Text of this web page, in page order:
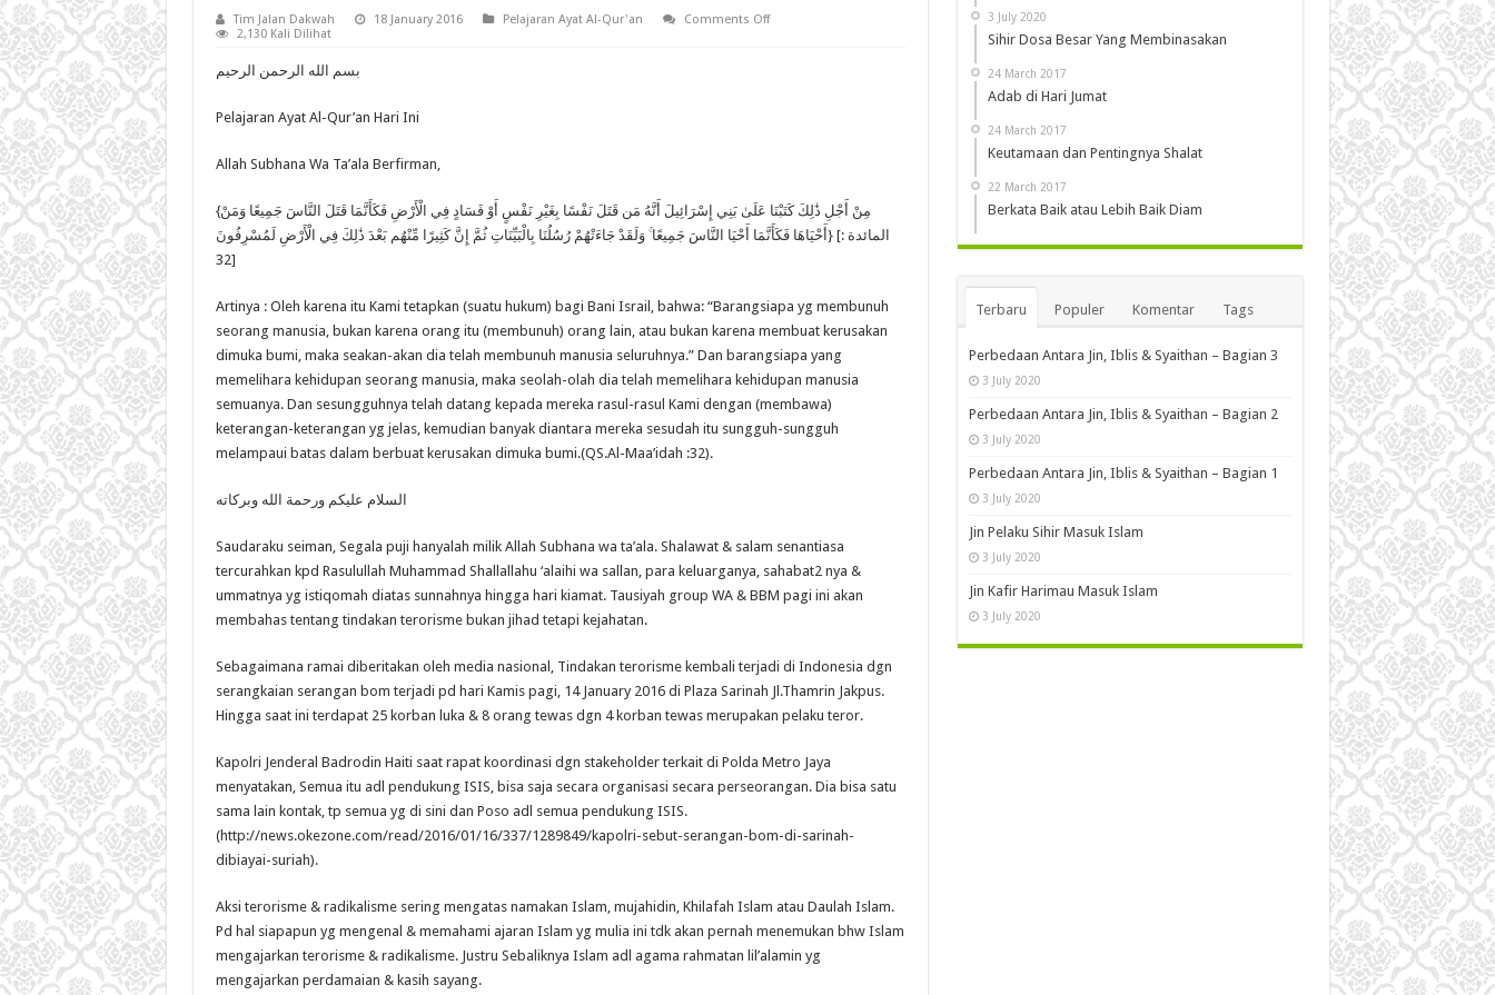
Tim Jalan Dakwah 18 January 2016 Pelajaran Ayat Al-Qur'an Comments Offon
2,130 Kali Dilihat
بسم الله الرحمن الرحيم
Pelajaran Ayat Al-Qur’an Hari Ini
Allah Subhana Wa Ta’ala Berfirman,
{مِنْ أَجْلِ ذَٰلِكَ كَتَبْنَا عَلَىٰ بَنِي إِسْرَائِيلَ أَنَّهُ مَن قَتَلَ نَفْسًا بِغَيْرِ نَفْسٍ أَوْ فَسَادٍ فِي الْأَرْضِ فَكَأَنَّمَا قَتَلَ النَّاسَ جَمِيعًا وَمَنْ
أَحْيَاهَا فَكَأَنَّمَا أَحْيَا النَّاسَ جَمِيعًا ۚ وَلَقَدْ جَاءَتْهُمْ رُسُلُنَا بِالْبَيِّنَاتِ ثُمَّ إِنَّ كَثِيرًا مِّنْهُم بَعْدَ ذَٰلِكَ فِي الْأَرْضِ لَمُسْرِفُونَ} [المائدة :
32]
Artinya : Oleh karena itu Kami tetapkan (suatu hukum) bagi Bani Israil, bahwa: “Barangsiapa yg membunuh
seorang manusia, bukan karena orang itu (membunuh) orang lain, atau bukan karena membuat kerusakan
dimuka bumi, maka seakan-akan dia telah membunuh manusia seluruhnya.” Dan barangsiapa yang
memelihara kehidupan seorang manusia, maka seolah-olah dia telah memelihara kehidupan manusia
semuanya. Dan sesungguhnya telah datang kepada mereka rasul-rasul Kami dengan (membawa)
keterangan-keterangan yg jelas, kemudian banyak diantara mereka sesudah itu sungguh-sungguh
melampaui batas dalam berbuat kerusakan dimuka bumi.(QS.Al-Maa’idah :32).
السلام عليكم ورحمة الله وبركاته
Saudaraku seiman, Segala puji hanyalah milik Allah Subhana wa ta’ala. Shalawat & salam senantiasa
tercurahkan kpd Rasulullah Muhammad Shallallahu ‘alaihi wa sallan, para keluarganya, sahabat2 nya &
ummatnya yg istiqomah diatas sunnahnya hingga hari kiamat. Tausiyah group WA & BBM pagi ini akan
membahas tentang tindakan terorisme bukan jihad tetapi kejahatan.
Sebagaimana ramai diberitakan oleh media nasional, Tindakan terorisme kembali terjadi di Indonesia dgn
serangkaian serangan bom terjadi pd hari Kamis pagi, 14 January 2016 di Plaza Sarinah Jl.Thamrin Jakpus.
Hingga saat ini terdapat 25 korban luka & 8 orang tewas dgn 4 korban tewas merupakan pelaku teror.
Kapolri Jenderal Badrodin Haiti saat rapat koordinasi dgn stakeholder terkait di Polda Metro Jaya
menyatakan, Semua itu adl pendukung ISIS, bisa saja secara organisasi secara perseorangan. Dia bisa satu
sama lain kontak, tp semua yg di sini dan Poso adl semua pendukung ISIS.
(http://news.okezone.com/read/2016/01/16/337/1289849/kapolri-sebut-serangan-bom-di-sarinah-
dibiayai-suriah).
Aksi terorisme & radikalisme sering mengatas namakan Islam, mujahidin, Khilafah Islam atau Daulah Islam.
Pd hal siapapun yg mengenal & memahami ajaran Islam yg mulia ini tdk akan pernah menemukan bhw Islam
mengajarkan terorisme & radikalisme. Justru Sebaliknya Islam adl agama rahmatan lil’alamin yg
mengajarkan perdamaian & kasih sayang.
3 July 2020
Sihir Dosa Besar Yang Membinasakan
24 March 2017
Adab di Hari Jumat
24 March 2017
Keutamaan dan Pentingnya Shalat
22 March 2017
Berkata Baik atau Lebih Baik Diam
Terbaru Populer Komentar Tags
Perbedaan Antara Jin, Iblis & Syaithan – Bagian 3
3 July 2020
Perbedaan Antara Jin, Iblis & Syaithan – Bagian 2
3 July 2020
Perbedaan Antara Jin, Iblis & Syaithan – Bagian 1
3 July 2020
Jin Pelaku Sihir Masuk Islam
3 July 2020
Jin Kafir Harimau Masuk Islam
3 July 2020